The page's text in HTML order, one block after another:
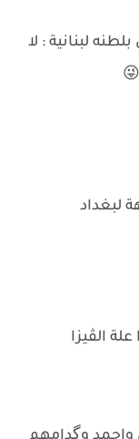
لبنانية : لا
لبغداد
الڤيزا